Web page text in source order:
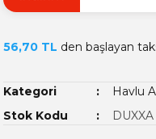
56,70 TL den başlayan
Kategori
Havlu
Stok Kodu
DUXXA